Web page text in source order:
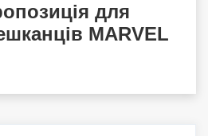
для
MARVEL